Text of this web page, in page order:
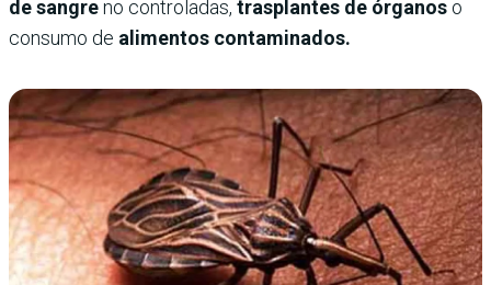
de sangreno controladas, trasplantes de órganos o
consumo de alimentos contaminados.